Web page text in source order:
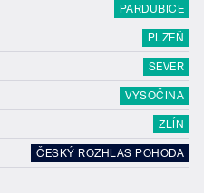
PARDUBICE
PLZEŇ
SEVER
VYSOČINA
ZLÍN
ČESKÝ ROZHLAS POHODA